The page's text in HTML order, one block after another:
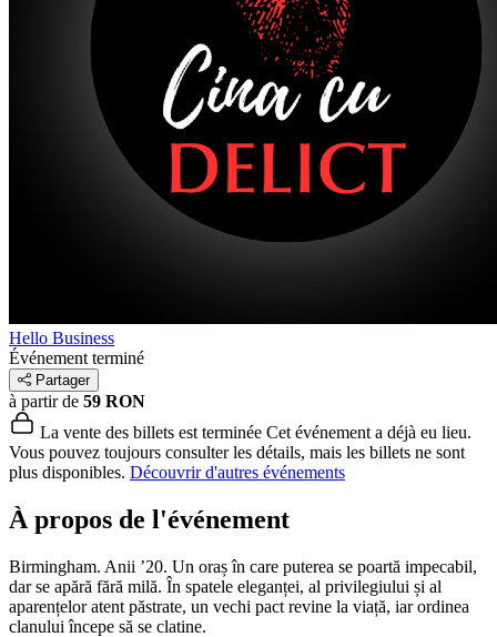
Hello Business
Événement terminé
Partager
à partir de 59 RON
La vente des billets est terminée Cet événement a déjà eu lieu.
Vous pouvez toujours consulter les détails, mais les billets ne sont
plus disponibles. Découvrir d'autres événements
À propos de l'événement
Birmingham. Anii ’20. Un oraș în care puterea se poartă impecabil,
dar se apără fără milă. În spatele eleganței, al privilegiului și al
aparențelor atent păstrate, un vechi pact revine la viață, iar ordinea
clanului începe să se clatine.